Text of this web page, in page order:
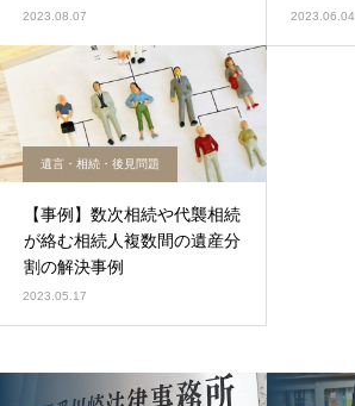
2023.08.07 2023.06.04
遺言・相続・後見問題
【事例】数次相続や代襲相続
が絡む相続人複数間の遺産分
割の解決事例
2023.05.17